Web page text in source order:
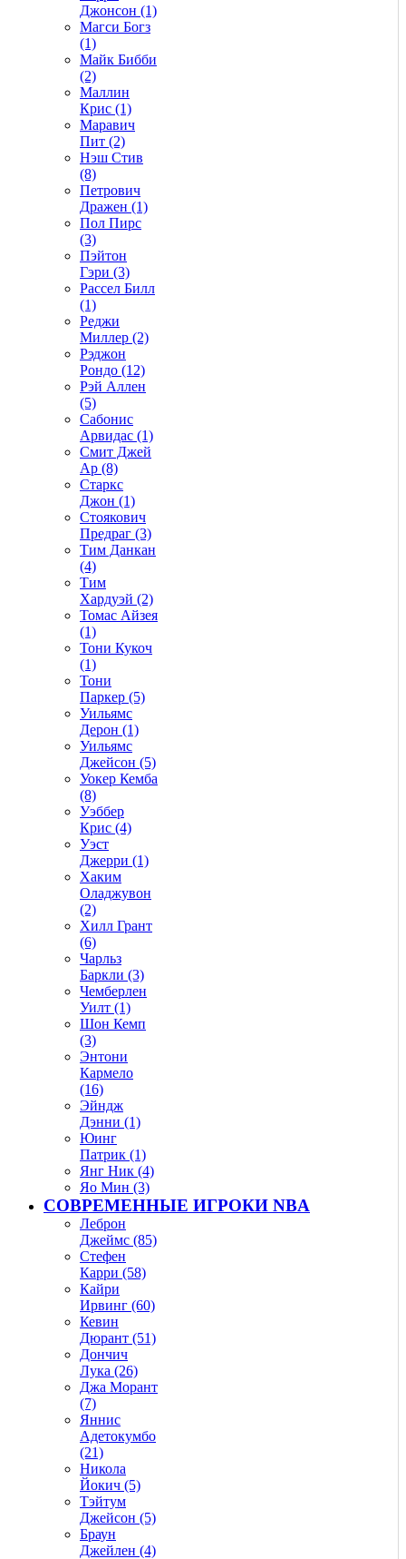
Джонсон (1)
Магси Богз
(1)
Майк Бибби
(2)
Маллин
Крис (1)
Маравич
Пит (2)
Нэш Стив
(8)
Петрович
Дражен (1)
Пол Пирс
(3)
Пэйтон
Гэри (3)
Рассел Билл
(1)
Реджи
Миллер (2)
Рэджон
Рондо (12)
Рэй Аллен
(5)
Сабонис
Арвидас (1)
Смит Джей
Ар (8)
Старкс
Джон (1)
Стоякович
Предраг (3)
Тим Данкан
(4)
Тим
Хардуэй (2)
Томас Айзея
(1)
Тони Кукоч
(1)
Тони
Паркер (5)
Уильямс
Дерон (1)
Уильямс
Джейсон (5)
Уокер Кемба
(8)
Уэббер
Крис (4)
Уэст
Джерри (1)
Хаким
Оладжувон
(2)
Хилл Грант
(6)
Чарльз
Баркли (3)
Чемберлен
Уилт (1)
Шон Кемп
(3)
Энтони
Кармело
(16)
Эйндж
Дэнни (1)
Юинг
Патрик (1)
Янг Ник (4)
Яо Мин (3)
СОВРЕМЕННЫЕ ИГРОКИ NBA
Леброн
Джеймс (85)
Стефен
Карри (58)
Кайри
Ирвинг (60)
Кевин
Дюрант (51)
Дончич
Лука (26)
Джа Морант
(7)
Яннис
Адетокумбо
(21)
Никола
Йокич (5)
Тэйтум
Джейсон (5)
Браун
Джейлен (4)